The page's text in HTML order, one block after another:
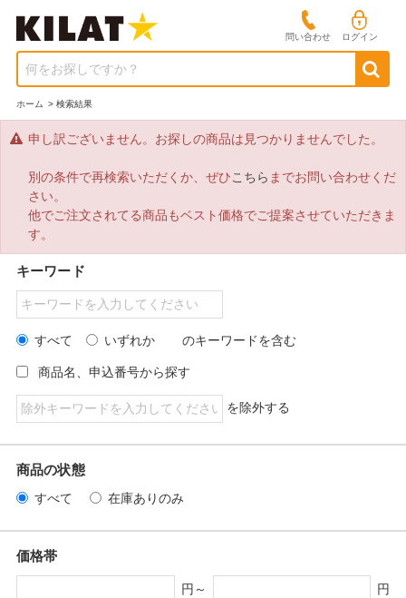
問い合わせ ログイン
何をお探しですか？
ホーム > 検索結果
申し訳ございません。お探しの商品は見つかりませんでした。
別の条件で再検索いただくか、ぜひこちら までお問い合わせくだ
さい。
他でご注文されてる商品もベスト価格でご提案させていただきま
す。
キーワード
すべて いずれか のキーワードを含む
商品名、申込番号から探す
を除外する
商品の状態
すべて 在庫ありのみ
価格帯
円～ 円